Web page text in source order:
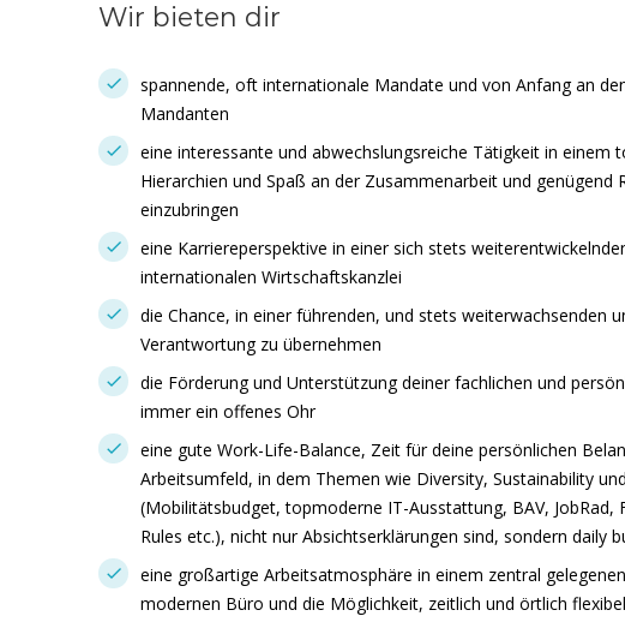
Wir bieten dir
spannende, oft internationale Mandate und von Anfang an
Mandanten
eine interessante und abwechslungsreiche Tätigkeit in einem
Hierarchien und Spaß an der Zusammenarbeit und genügend
einzubringen
eine Karriereperspektive in einer sich stets
internationalen Wirtschaftskanzlei
die Chance, in einer führenden, und stets weiterwachsenden
Verantwortung zu übernehmen
die Förderung und Unterstützung deiner fachlichen und
immer ein offenes Ohr
eine gute Work-Life-Balance, Zeit für deine persönlichen
Arbeitsumfeld, in dem Themen wie Diversity, Sustainability
(Mobilitätsbudget, topmoderne IT-Ausstattung, BAV, JobRad,
Rules etc.), nicht nur Absichtserklärungen sind, sondern daily
eine großartige Arbeitsatmosphäre in einem zentral
modernen Büro und die Möglichkeit, zeitlich und örtlich